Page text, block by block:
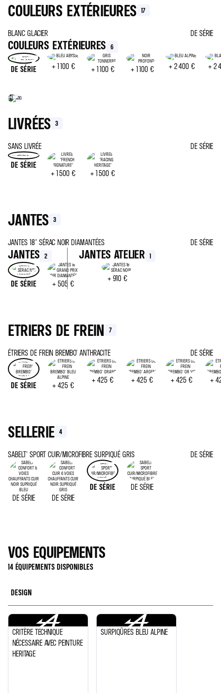
COULEURS EXTÉRIEURES 17
BLANC GLACIER DE SÉRIE
COULEURS EXTÉRIEURES 6
DE SÉRIE + 1 100 € + 1 100 € + 1 100 € + 2 400 € + 2
LIVRÉES 3
SANS LIVRÉE
DE SÉRIE
DE SÉRIE
+ 1 500 € + 1 500 €
JANTES 3
JANTES 18'' SÉRAC NOIR DIAMANTÉES DE SÉRIE
JANTES 2
DE SÉRIE + 505 €
JANTES ATELIER 1
+ 910 €
ETRIERS DE FREIN 7
ÉTRIERS DE FREIN BREMBO® ANTHRACITE DE SÉRIE
DE SÉRIE + 425 €
+ 425 € + 425 € + 425 € +
SELLERIE 4
SABELT® SPORT CUIR/MICROFIBRE SURPIQUÉ GRIS DE SÉRIE
DE SÉRIE DE SÉRIE
DE SÉRIE DE SÉRIE
VOS EQUIPEMENTS
14 ÉQUIPEMENTS DISPONIBLES
DESIGN
CRITÈRE TECHNIQUE
NÉCESSAIRE AVEC PEINTURE
HERITAGE
SURPIQÛRES BLEU ALPINE